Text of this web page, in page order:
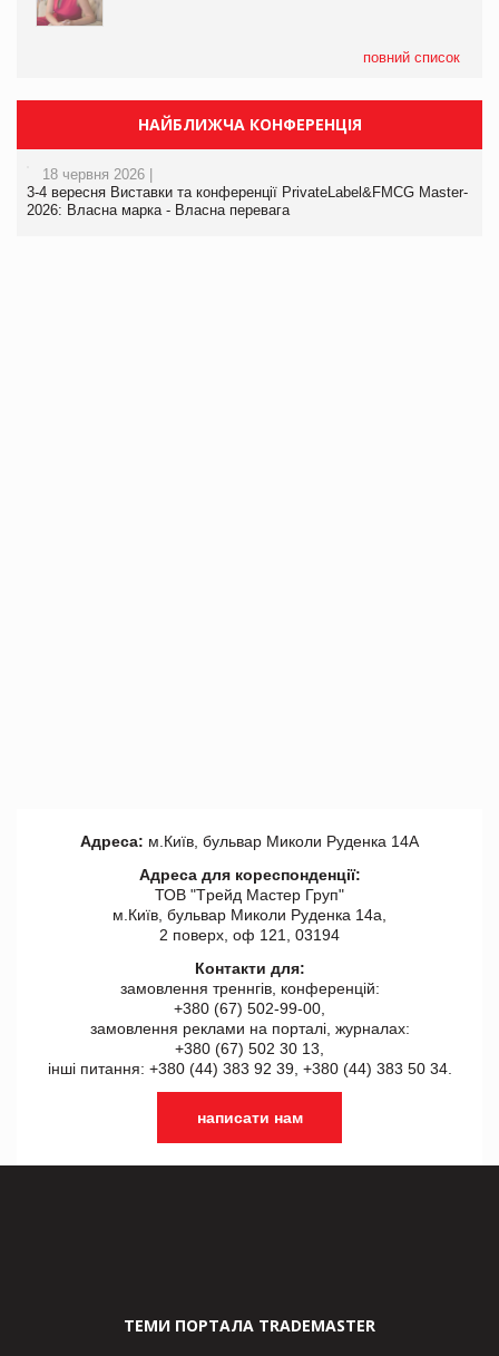
повний список
НАЙБЛИЖЧА КОНФЕРЕНЦІЯ
18 червня 2026 |
3-4 вересня Виставки та конференції PrivateLabel&FMCG Master-
2026: Власна марка - Власна перевага
Адреса: м.Київ, бульвар Миколи Руденка 14А
Адреса для кореспонденції:
ТОВ "Tрейд Мастер Груп"
м.Київ, бульвар Миколи Руденка 14а,
2 поверх, оф 121, 03194
Контакти для:
замовлення треннгів, конференцій:
+380 (67) 502-99-00,
замовлення реклами на порталі, журналах:
+380 (67) 502 30 13,
інші питання: +380 (44) 383 92 39, +380 (44) 383 50 34.
написати нам
ТЕМИ ПОРТАЛА TRADEMASTER